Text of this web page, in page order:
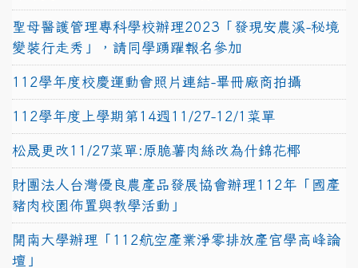
聖母醫護管理專科學校辦理2023「發現安農溪-秘境
變裝行走秀」，請同學踴躍報名參加
112學年度校慶運動會照片連結-畢冊廠商拍攝
112學年度上學期第14週11/27-12/1菜單
松晟更改11/27菜單:原脆薯肉絲改為什錦花椰
財團法人台灣優良農產品發展協會辦理112年「國產
豬肉校園佈置與教學活動」
開南大學辦理「112航空產業淨零排放產官學高峰論
壇」